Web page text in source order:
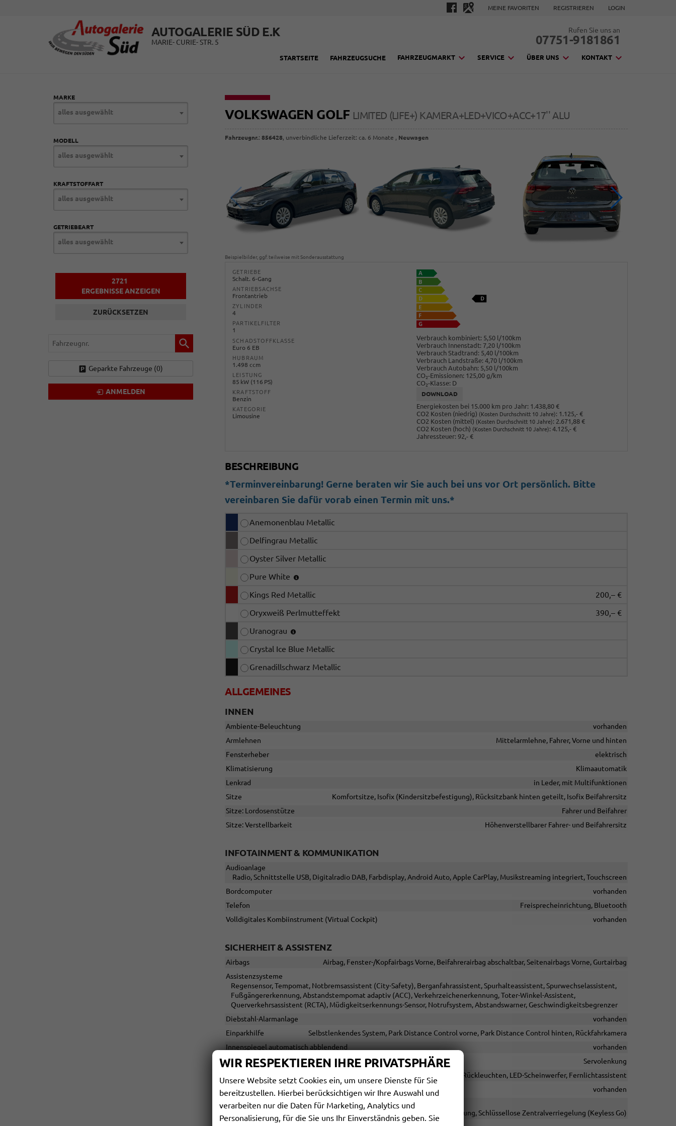
MEINE FAVORITEN REGISTRIEREN LOGIN
AUTOGALERIE SÜD E.K
MARIE- CURIE- STR. 5
Rufen Sie uns an
07751-9181861
STARTSEITE FAHRZEUGSUCHE FAHRZEUGMARKT SERVICE ÜBER UNS KONTAKT
VOLKSWAGEN GOLF LIMITED (LIFE+) KAMERA+LED+VICO+ACC+17'' ALU
Fahrzeugnr.:856428, unverbindliche Lieferzeit: ca. 6 Monate , Neuwagen
Beispielbilder, ggf. teilweise mit Sonderausstattung
GETRIEBE
Schalt. 6-Gang
ANTRIEBSACHSE
Frontantrieb
ZYLINDER
4
PARTIKELFILTER
1
SCHADSTOFFKLASSE
Euro 6 EB
HUBRAUM
1.498 ccm
LEISTUNG
85 kW (116 PS)
KRAFTSTOFF
Benzin
KATEGORIE
Limousine
Verbrauch kombiniert: 5,50 l/100km
Verbrauch Innenstadt: 7,20 l/100km
Verbrauch Stadtrand: 5,40 l/100km
Verbrauch Landstraße: 4,70 l/100km
Verbrauch Autobahn: 5,50 l/100km
CO2-Emissionen: 125,00 g/km
CO2-Klasse: D
DOWNLOAD
Energiekosten bei 15.000 km pro Jahr: 1.438,80 €
CO2 Kosten (niedrig) (Kosten Durchschnitt 10 Jahre): 1.125,- €
CO2 Kosten (mittel) (Kosten Durchschnitt 10 Jahre): 2.671,88 €
CO2 Kosten (hoch) (Kosten Durchschnitt 10 Jahre): 4.125,- €
Jahressteuer: 92,- €
BESCHREIBUNG
*Terminvereinbarung! Gerne beraten wir Sie auch bei uns vor Ort persönlich. Bitte
vereinbaren Sie dafür vorab einen Termin mit uns.*
Anemonenblau Metallic
Delfingrau Metallic
Oyster Silver Metallic
Pure White
Kings Red Metallic
200,– €
Oryxweiß Perlmutteffekt
390,– €
Uranograu
Crystal Ice Blue Metallic
Grenadillschwarz Metallic
ALLGEMEINES
INNEN
Ambiente-Beleuchtung
vorhanden
Armlehnen
Mittelarmlehne, Fahrer, Vorne und hinten
Fensterheber
elektrisch
Klimatisierung
Klimaautomatik
Lenkrad
in Leder, mit Multifunktionen
Sitze
Komfortsitze, Isofix (Kindersitzbefestigung), Rücksitzbank hinten geteilt, Isofix Beifahrersitz
Sitze: Lordosenstütze
Fahrer und Beifahrer
Sitze: Verstellbarkeit
Höhenverstellbarer Fahrer- und Beifahrersitz
INFOTAINMENT & KOMMUNIKATION
Audioanlage
Radio, Schnittstelle USB, Digitalradio DAB, Farbdisplay, Android Auto, Apple CarPlay, Musikstreaming integriert, Touchscreen
Bordcomputer
vorhanden
Telefon
Freisprecheinrichtung, Bluetooth
Volldigitales Kombiinstrument (Virtual Cockpit)
vorhanden
SICHERHEIT & ASSISTENZ
Airbags
Airbag, Fenster-/Kopfairbags Vorne, Beifahrerairbag abschaltbar, Seitenairbags Vorne, Gurtairbag
Assistenzsysteme
Regensensor, Tempomat, Notbremsassistent (City-Safety), Berganfahrassistent, Spurhalteassistent, Spurwechselassistent,
Fußgängererkennung, Abstandstempomat adaptiv (ACC), Verkehrzeichenerkennung, Toter-Winkel-Assistent,
Querverkehrsassistent (RCTA), Müdigkeitserkennungs-Sensor, Notrufsystem, Abstandswarner, Geschwindigkeitsbegrenzer
Diebstahl-Alarmanlage
vorhanden
Einparkhilfe
Selbstlenkendes System, Park Distance Control vorne, Park Distance Control hinten, Rückfahrkamera
Innenspiegel automatisch abblendend
vorhanden
Lenkung
Servolenkung
Lichtsensor, Nebelscheinwerfer, LED-Rückleuchten, LED-Scheinwerfer, Fernlichtassistent
Start/Stop-Automatik
vorhanden
Zentralverriegelung
Zentralverriegelung, Zentralverriegelung mit Funkfernbedienung, Schlüssellose Zentralverriegelung (Keyless Go)
MARKE
alles ausgewählt
MODELL
alles ausgewählt
KRAFTSTOFFART
alles ausgewählt
GETRIEBEART
alles ausgewählt
2721
ERGEBNISSE ANZEIGEN
ZURÜCKSETZEN
Fahrzeugnr.
Geparkte Fahrzeuge (0)
ANMELDEN
WIR RESPEKTIEREN IHRE PRIVATSPHÄRE
Unsere Website setzt Cookies ein, um unsere Dienste für Sie
bereitzustellen. Hierbei berücksichtigen wir Ihre Auswahl und
verarbeiten nur die Daten für Marketing, Analytics und
Personalisierung, für die Sie uns Ihr Einverständnis geben. Sie